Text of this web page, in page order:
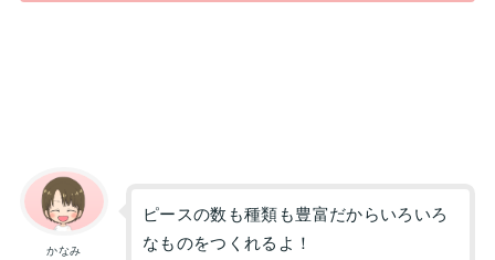
かなみ
ピースの数も種類も豊富だからいろいろ
なものをつくれるよ！